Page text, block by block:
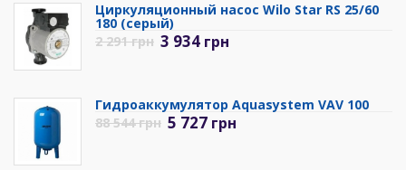
Циркуляционный насос Wilo Star RS 25/60
180 (серый)
2 291грн 3 934 грн
Гидроаккумулятор Aquasystem VAV 100
88 544грн 5 727 грн